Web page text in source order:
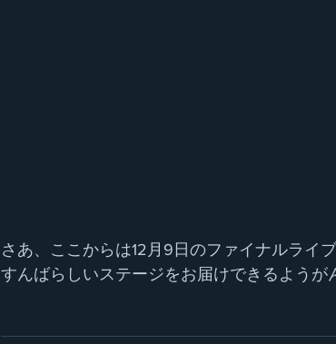
さあ、ここからは12月9日のファイナルライ
すんばらしいステージをお届けできるようが